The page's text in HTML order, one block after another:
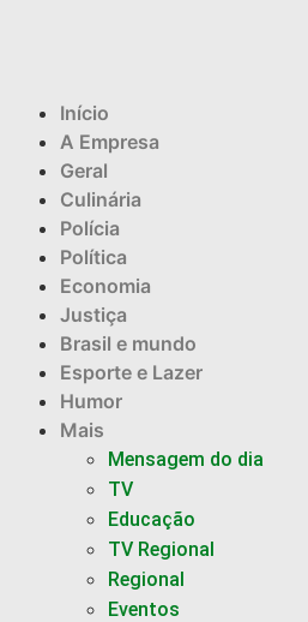
Início
A Empresa
Geral
Culinária
Polícia
Política
Economia
Justiça
Brasil e mundo
Esporte e Lazer
Humor
Mais
Mensagem do dia
TV
Educação
TV Regional
Regional
Eventos